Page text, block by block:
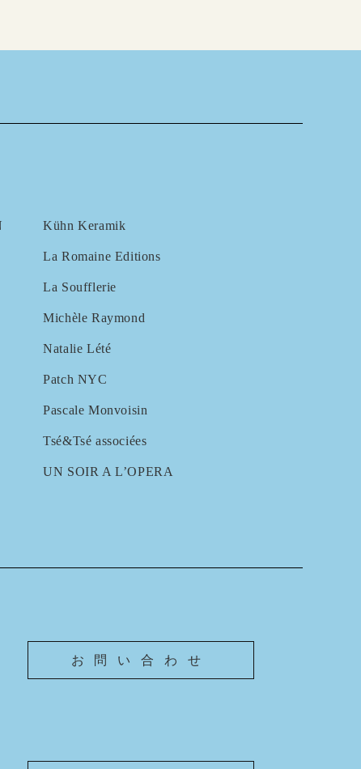
Kühn Keramik
La Romaine Editions
La Soufflerie
Michèle Raymond
Natalie Lété
Patch NYC
Pascale Monvoisin
Tsé&Tsé associées
UN SOIR A L’OPERA
お問い合わせ